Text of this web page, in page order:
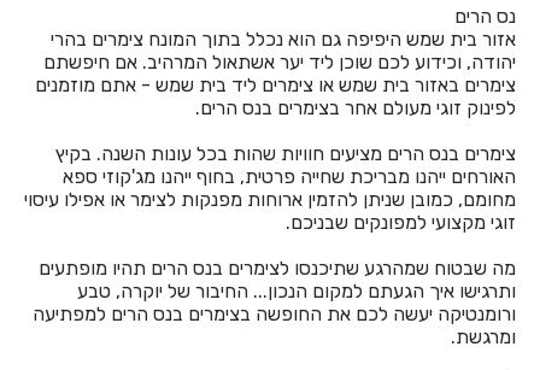
חדרים לפי שעה באומן
חדרים לפי שעה באומץ
חדרים לפי שעה באופקים
חדרים לפי שעה באור יהודה
חדרים לפי שעה באור עקיבא
חדרים לפי שעה באחיטוב
חדרים לפי שעה באילת
נס הרים
אזור בית שמש היפיפה גם הוא נכלל בתוך המונח צימרים בהרי
יהודה, וכידוע לכם שוכן ליד יער אשתאול המרהיב. אם חיפשתם
צימרים באזור בית שמש או צימרים ליד בית שמש - אתם מוזמנים
לפינוק זוגי מעולם אחר בצימרים בנס הרים.
צימרים בנס הרים מציעים חוויות שהות בכל עונות השנה. בקיץ
האורחים ייהנו מבריכת שחייה פרטית, בחוף ייהנו מג'קוזי ספא
מחומם, כמובן שניתן להזמין ארוחות מפנקות לצימר או אפילו עיסוי
זוגי מקצועי למפונקים שבניכם.
מה שבטוח שמהרגע שתיכנסו לצימרים בנס הרים תהיו מופתעים
ותרגישו איך הגעתם למקום הנכון... החיבור של יוקרה, טבע
ורומנטיקה יעשה לכם את החופשה בצימרים בנס הרים למפתיעה
ומרגשת.